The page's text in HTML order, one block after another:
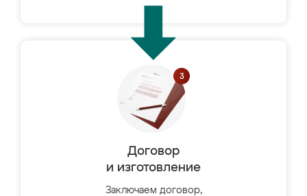
Договор
и изготовление
Заключаем договор,